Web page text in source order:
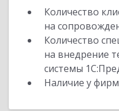
Количество
на
Количество
на внедрение
системы
Наличие у